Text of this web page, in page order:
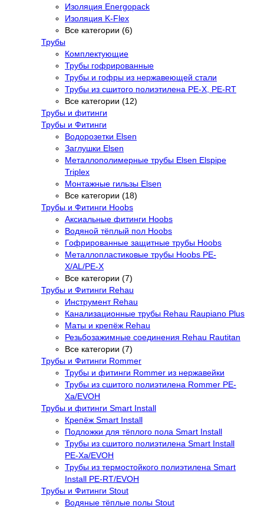
Изоляция Energopack
Изоляция K-Flex
Все категории (6)
Трубы
Комплектующие
Трубы гофрированные
Трубы и гофры из нержавеющей стали
Трубы из сшитого полиэтилена PE-X, PE-RT
Все категории (12)
Трубы и фитинги
Трубы и Фитинги
Водорозетки Elsen
Заглушки Elsen
Металлополимерные трубы Elsen Elspipe
Triplex
Монтажные гильзы Elsen
Все категории (18)
Трубы и Фитинги Hoobs
Аксиальные фитинги Hoobs
Водяной тёплый пол Hoobs
Гофрированные защитные трубы Hoobs
Металлопластиковые трубы Hoobs PE-
X/AL/PE-X
Все категории (7)
Трубы и Фитинги Rehau
Инструмент Rehau
Канализационные трубы Rehau Raupiano Plus
Маты и крепёж Rehau
Резьбозажимные соединения Rehau Rautitan
Все категории (7)
Трубы и Фитинги Rommer
Трубы и фитинги Rommer из нержавейки
Трубы из сшитого полиэтилена Rommer PE-
Xa/EVOH
Трубы и фитинги Smart Install
Крепёж Smart Install
Подложки для тёплого пола Smart Install
Трубы из сшитого полиэтилена Smart Install
PE-Xa/EVOH
Трубы из термостойкого полиэтилена Smart
Install PE-RT/EVOH
Трубы и Фитинги Stout
Водяные тёплые полы Stout